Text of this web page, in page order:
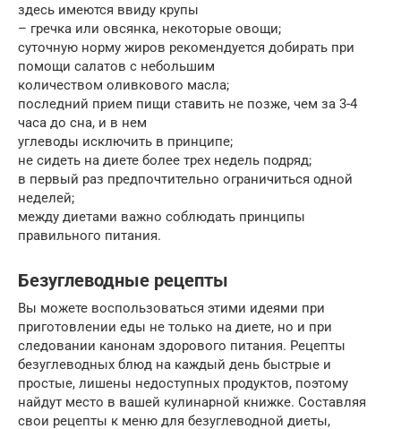
здесь имеются ввиду крупы
– гречка или овсянка, некоторые овощи;
суточную норму жиров рекомендуется добирать при
помощи салатов с небольшим
количеством оливкового масла;
последний прием пищи ставить не позже, чем за 3-4
часа до сна, и в нем
углеводы исключить в принципе;
не сидеть на диете более трех недель подряд;
в первый раз предпочтительно ограничиться одной
неделей;
между диетами важно соблюдать принципы
правильного питания.
Безуглеводные рецепты
Вы можете воспользоваться этими идеями при
приготовлении еды не только на диете, но и при
следовании канонам здорового питания. Рецепты
безуглеводных блюд на каждый день быстрые и
простые, лишены недоступных продуктов, поэтому
найдут место в вашей кулинарной книжке. Составляя
свои рецепты к меню для безуглеводной диеты,